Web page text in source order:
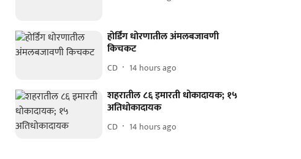
होर्डिंग धोरणातील अंमलबजावणी
किचकट
CD 14 hours ago
शहरातील ८६ इमारती धोकादायक; १५
अतिधोकादायक
CD 14 hours ago